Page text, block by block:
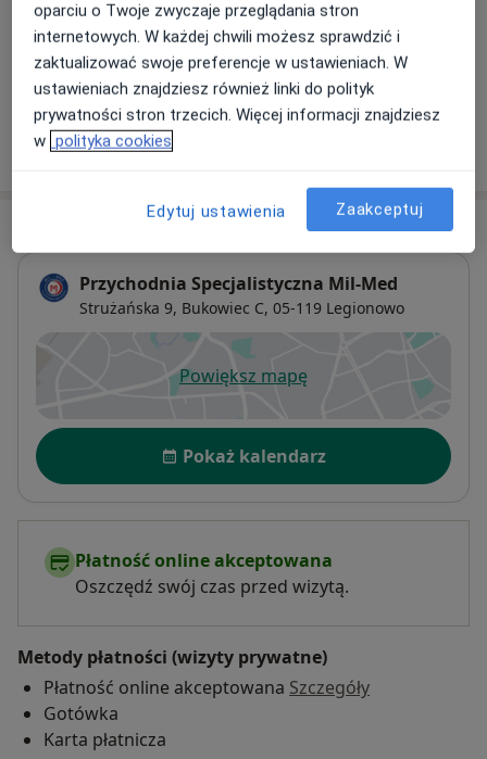
Konsultacja kardiologiczna + EKG +
ECHO serca
500 zł Szczegóły
Umów wizytę
W jaki sposób ustalane są ceny?
Przychodnia Specjalistyczna Mil-Med
Strużańska 9, Bukowiec C, 05-119 Legionowo
Powiększ mapęotwiera się w nowej karcie
Dostępność
Pokaż kalendarz
Płatność online akceptowana
Oszczędź swój czas przed wizytą.
Metody płatności (wizyty prywatne)
Płatność online akceptowana Szczegóły
Gotówka
Karta płatnicza
oparciu o Twoje zwyczaje przeglądania stron
internetowych. W każdej chwili możesz sprawdzić i
zaktualizować swoje preferencje w ustawieniach. W
ustawieniach znajdziesz również linki do polityk
prywatności stron trzecich. Więcej informacji znajdziesz
w polityka cookies
Edytuj ustawienia Zaakceptuj